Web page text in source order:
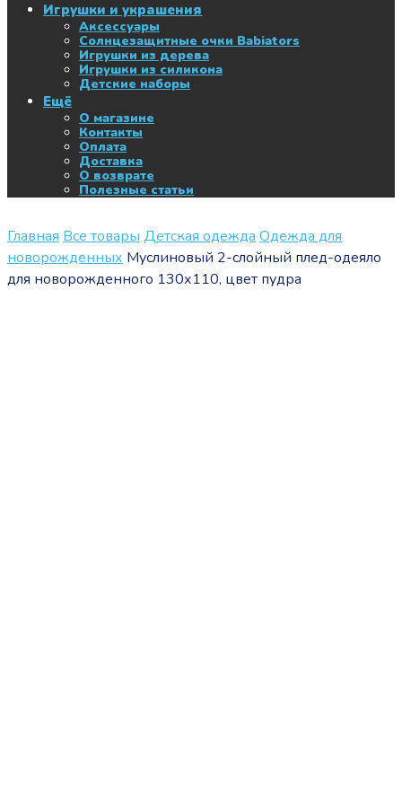
Игрушки и украшения
Аксессуары
Солнцезащитные очки Babiators
Игрушки из дерева
Игрушки из силикона
Детские наборы
Ещё
О магазине
Контакты
Оплата
Доставка
О возврате
Полезные статьи
Главная Все товары Детская одежда Одежда для
новорожденных Муслиновый 2-слойный плед-одеяло
для новорожденного 130х110, цвет пудра